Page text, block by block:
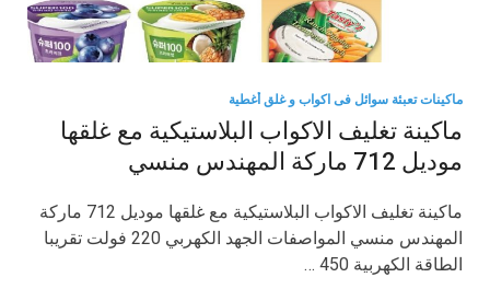
ماكينات تعبئة سوائل فى اكواب و غلق أغطية
ماكينة تغليف الاكواب البلاستيكية مع غلقها
موديل 712 ماركة المهندس منسي
ماكينة تغليف الاكواب البلاستيكية مع غلقها موديل 712 ماركة
المهندس منسي المواصفات الجهد الكهربي 220 فولت تقريبا
الطاقة الكهربية 450 …